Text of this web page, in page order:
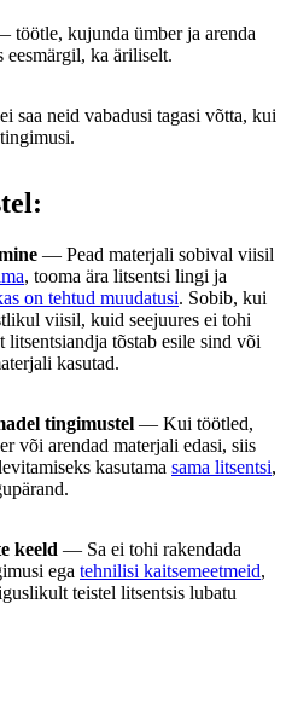
töötle, kujunda ümber ja arenda
eesmärgil, ka äriliselt.
saa neid vabadusi tagasi võtta, kui
— Pead materjali sobival viisil
, tooma ära litsentsi lingi ja
on tehtud muudatusi. Sobib, kui
viisil, kuid seejuures ei tohi
litsentsiandja tõstab esile sind või
kasutad.
tingimustel — Kui töötled,
või arendad materjali edasi, siis
kasutama sama litsentsi,
keeld — Sa ei tohi rakendada
ega tehnilisi kaitsemeetmeid,
teistel litsentsis lubatu